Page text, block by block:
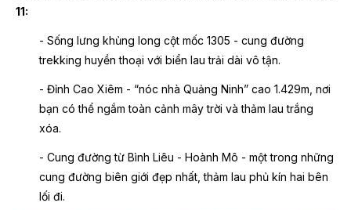
11:
- Sống lưng khủng long cột mốc 1305 - cung đường
trekking huyền thoại với biển lau trải dài vô tận.
- Đỉnh Cao Xiêm - “nóc nhà Quảng Ninh” cao 1.429m, nơi
bạn có thể ngắm toàn cảnh mây trời và thảm lau trắng
xóa.
- Cung đường từ Bình Liêu - Hoành Mô - một trong những
cung đường biên giới đẹp nhất, thảm lau phủ kín hai bên
lối đi.